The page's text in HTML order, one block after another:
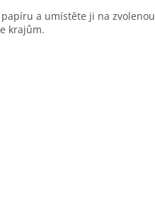
a umístěte ji na zvolenou
krajům.